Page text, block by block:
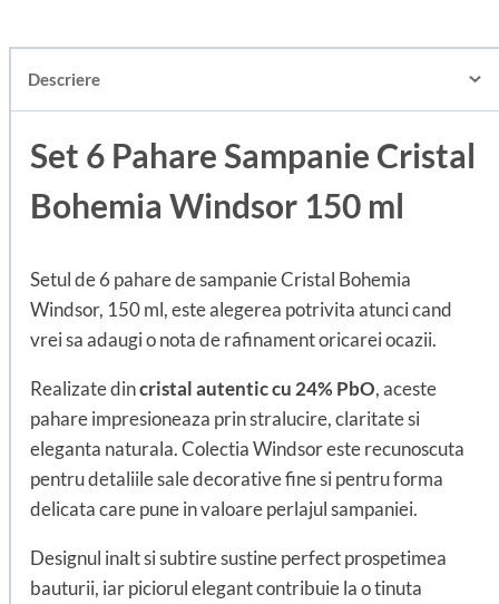
Descriere
Set 6 Pahare Sampanie Cristal
Bohemia Windsor 150 ml
Setul de 6 pahare de sampanie Cristal Bohemia
Windsor, 150 ml, este alegerea potrivita atunci cand
vrei sa adaugi o nota de rafinament oricarei ocazii.
Realizate dincristal autentic cu 24% PbO, aceste
pahare impresioneaza prin stralucire, claritate si
eleganta naturala. Colectia Windsor este recunoscuta
pentru detaliile sale decorative fine si pentru forma
delicata care pune in valoare perlajul sampaniei.
Designul inalt si subtire sustine perfect prospetimea
bauturii, iar piciorul elegant contribuie la o tinuta